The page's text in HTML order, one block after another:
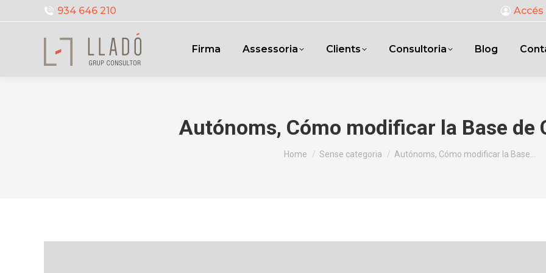
934 646 210
Firma Assessoria Clients Consultoria Blog
Autónoms, Cómo modificar la Base de
You are here:
Home Sense categoria Autónoms, Cómo modificar la Base…